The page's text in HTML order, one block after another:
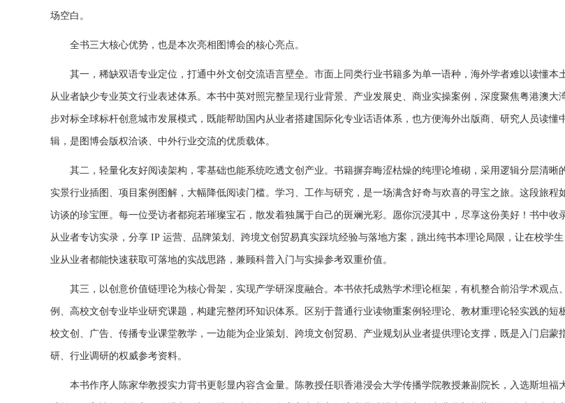
场空白 。
全书三大核心优势，也是本次亮相图博会的核心亮点。
其一，稀缺双语专业定位，打通中外文创交流语言壁垒。市面上同类行业书籍多为单一语种，海外学者难以读懂本
从业者缺少专业英文行业表述体系。本书中英对照完整呈现行业背景、产业发展史、商业实操案例，深度聚焦粤港澳大
步对标全球标杆创意城市发展模式，既能帮助国内从业者搭建国际化专业话语体系，也方便海外出版商、研究人员读懂
辑，是图博会版权洽谈、中外行业交流的优质载体。
其二，轻量化友好阅读架构，零基础也能系统吃透文创产业。书籍摒弃晦涩枯燥的纯理论堆砌，采用逻辑分层清晰
实景行业插图、项目案例图解，大幅降低阅读门槛。 学习、工作与研究，是一场满含好奇与欢喜的寻宝之旅。这段旅程
访谈的珍宝匣。每一位受访者都宛若璀璨宝石，散发着独属于自己的斑斓光彩。愿你沉浸其中，尽享这份美好 ！ 书中收
从业者专访实录，分享 IP 运营、品牌策划、跨境文创贸易真实踩坑经验与落地方案，跳出纯书本理论局限，让在校学生
业从业者都能快速获取可落地的实战思路，兼顾科普入门与实操参考双重价值。
其三，以创意价值链理论为核心骨架，实现产学研深度融合。本书依托成熟学术理论框架，有机整合前沿学术观点
例、高校文创专业毕业研究课题，构建完整闭环知识体系。区别于普通行业读物重案例轻理论、教材重理论轻实践的短
校文创、广告、传播专业课堂教学，一边能为企业策划、跨境文创贸易、产业规划从业者提供理论支撑，既是入门启蒙
研、行业调研的权威参考资料。
本书作序人陈家华教授实力背书更彰显内容含金量。陈教授任职香港浸会大学传播学院教授兼副院长，入选斯坦福